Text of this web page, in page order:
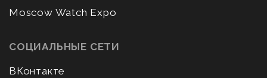
Moscow Watch Expo
СОЦИАЛЬНЫЕ СЕТИ
ВКонтакте